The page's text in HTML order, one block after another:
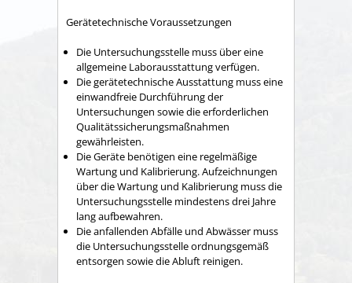
Gerätetechnische Voraussetzungen
Die Untersuchungsstelle muss über eine
allgemeine Laborausstattung verfügen.
Die gerätetechnische Ausstattung muss eine
einwandfreie Durchführung der
Untersuchungen sowie die erforderlichen
Qualitätssicherungsmaßnahmen
gewährleisten.
Die Geräte benötigen eine regelmäßige
Wartung und Kalibrierung. Aufzeichnungen
über die Wartung und Kalibrierung muss die
Untersuchungsstelle mindestens drei Jahre
lang aufbewahren.
Die anfallenden Abfälle und Abwässer muss
die Untersuchungsstelle ordnungsgemäß
entsorgen sowie die Abluft reinigen.